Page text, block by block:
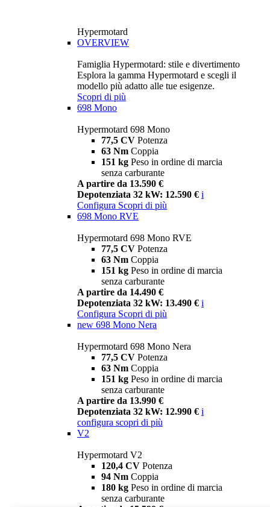
Hypermotard
OVERVIEW
Famiglia Hypermotard: stile e divertimento
Esplora la gamma Hypermotard e scegli il
modello più adatto alle tue esigenze.
Scopri di più
698 Mono
Hypermotard 698 Mono
77,5 CV Potenza
63 Nm Coppia
151 kg Peso in ordine di marcia
senza carburante
A partire da 13.590 €
Depotenziata 32 kW: 12.590 € i
Configura Scopri di più
698 Mono RVE
Hypermotard 698 Mono RVE
77,5 CV Potenza
63 Nm Coppia
151 kg Peso in ordine di marcia
senza carburante
A partire da 14.490 €
Depotenziata 32 kW: 13.490 € i
Configura Scopri di più
new 698 Mono Nera
Hypermotard 698 Mono Nera
77,5 CV Potenza
63 Nm Coppia
151 kg Peso in ordine di marcia
senza carburante
A partire da 13.990 €
Depotenziata 32 kW: 12.990 € i
configura scopri di più
V2
Hypermotard V2
120,4 CV Potenza
94 Nm Coppia
180 kg Peso in ordine di marcia
senza carburante